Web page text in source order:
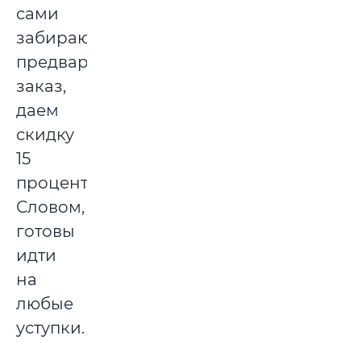
сами
забирают
предварительный
заказ,
даем
скидку
15
процентов.
Словом,
готовы
идти
на
любые
уступки.